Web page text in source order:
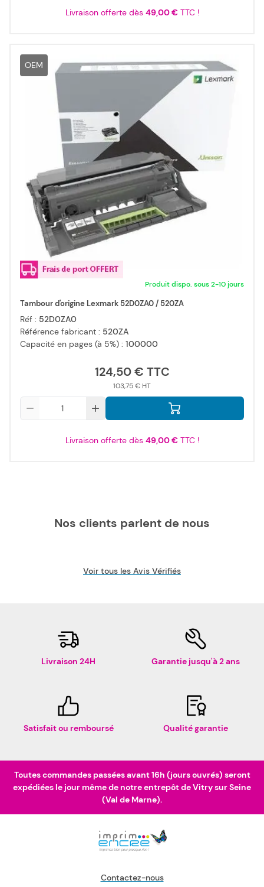
Livraison offerte dès 49,00 €TTC !
OEM
Produit dispo. sous 2-10 jours
Tambour d'origine Lexmark 52D0ZA0 / 520ZA
Réf : 52D0ZA0
Référence fabricant : 520ZA
Capacité en pages (à 5%) : 100000
124,50 €
103,75 €
Livraison offerte dès 49,00 €TTC !
Nos clients parlent de nous
Voir tous les Avis Vérifiés
Livraison 24H Garantie jusqu'à 2 ans
Satisfait ou remboursé Qualité garantie
Toutes commandes passées avant 16h (jours ouvrés) seront
expédiées le jour même de notre entrepôt de Vitry sur Seine
(Val de Marne).
Contactez-nous